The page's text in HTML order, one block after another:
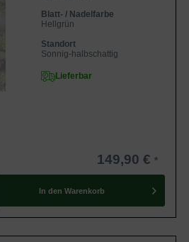
Blatt- / Nadelfarbe
Hellgrün
Standort
Sonnig-halbschattig
Lieferbar
149,90 €
In den Warenkorb